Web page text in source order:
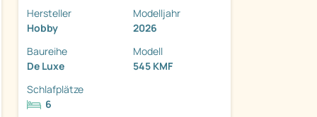
Hersteller
Hobby
Modelljahr
2026
Baureihe
De Luxe
Modell
545 KMF
Schlafplätze
6